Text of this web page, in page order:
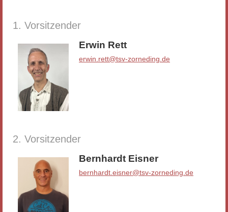
1. Vorsitzender
Erwin Rett
erwin.rett@tsv-zorneding.de
2. Vorsitzender
Bernhardt Eisner
bernhardt.eisner@tsv-zorneding.de